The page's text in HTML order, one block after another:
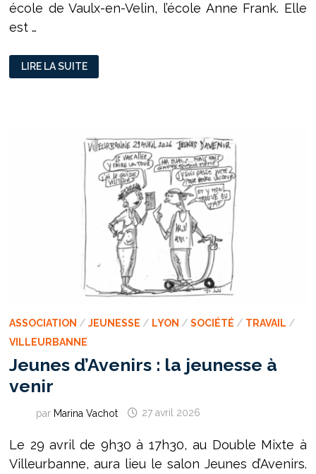
école de Vaulx-en-Velin, l’école Anne Frank. Elle
est …
LOGEMENT
:
OCCUPATION
LIRE LA SUITE
ASSOCIATION / JEUNESSE / LYON / SOCIÉTÉ / TRAVAIL /
VILLEURBANNE
Jeunes d’Avenirs : la jeunesse à
venir
par Marina Vachot 27 avril 2026
Le 29 avril de 9h30 à 17h30, au Double Mixte à
Villeurbanne, aura lieu le salon Jeunes d’Avenirs.